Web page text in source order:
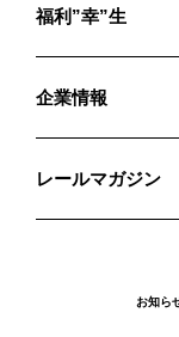
福利”幸”生
企業情報
レールマガジン
お知ら